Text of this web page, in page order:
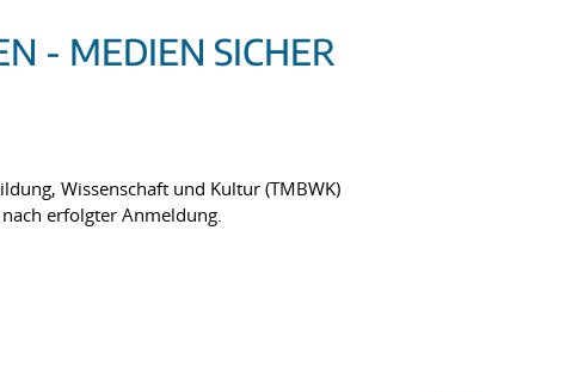
- MEDIEN SICHER
Wissenschaft und Kultur (TMBWK)
nach erfolgter Anmeldung.